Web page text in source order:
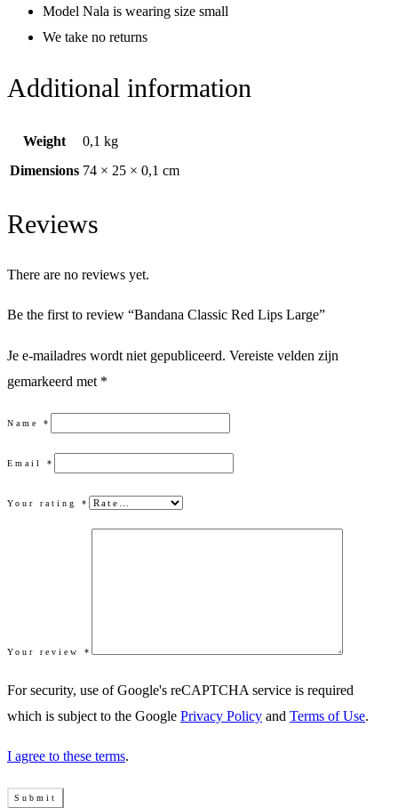
Model Nala is wearing size small
We take no returns
Additional information
Weight
0,1 kg
Dimensions 74 × 25 × 0,1 cm
Reviews
There are no reviews yet.
Be the first to review “Bandana Classic Red Lips Large”
Je e-mailadres wordt niet gepubliceerd. Vereiste velden zijn
gemarkeerd met *
Name *
Email *
Your rating *
Your review *
For security, use of Google's reCAPTCHA service is required
which is subject to the Google Privacy Policy and Terms of Use.
I agree to these terms.